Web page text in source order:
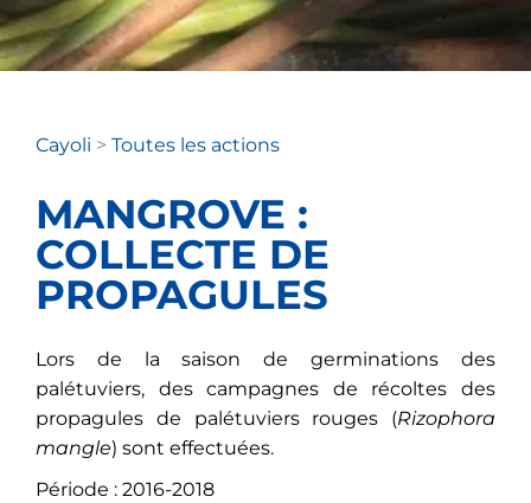
Cayoli > Toutes les actions
MANGROVE :
COLLECTE DE
PROPAGULES
Lors de la saison de germinations des
palétuviers, des campagnes de récoltes des
propagules de palétuviers rouges (Rizophora
mangle) sont effectuées.
Période : 2016-2018